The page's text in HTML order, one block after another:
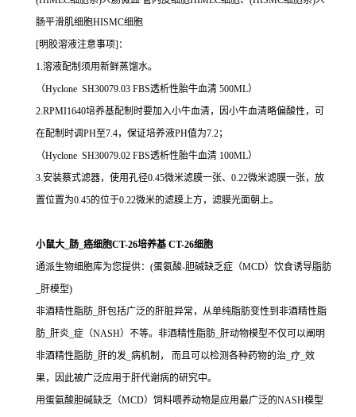
肠平滑肌细胞HISMC细胞
[明胶溶液注意事项]：
1.溶液配制须用新鲜蒸馏水。
（Hyclone SH30079.03 FBS透析性胎牛血清 500ML）
2.RPMI1640培养基配制时要加入小牛血清，因小牛血清略偏酸性，可
在配制时调PH至7.4，保证培养液PH值为7.2；
（Hyclone SH30079.02 FBS透析性胎牛血清 100ML）
3.安装蔡式滤器，使用孔径0.45微米滤膜一张、0.22微米滤膜一张，放
置位置为0.45的位于0.22微米的滤膜上方，滤膜光面朝上。
小鼠大_肠_癌细胞CT-26培养基 CT-26细胞
通派生物细胞库为您提供：(蛋氨酸-胆碱缺乏症（MCD）饮食诱导脂肪
_肝模型)
非酒精性脂肪_肝包括广泛的肝脏异常，从单纯脂肪变性到非酒精性脂
肪_肝炎_症（NASH）不等。非酒精性脂肪_肝动物模型不仅可以阐明
非酒精性脂肪_肝的发_病机制， 而且可以检测各种药物的治_疗_效
果，因此被广泛应用于肝代谢病的研究中。
用蛋氨酸胆碱缺乏（MCD）饲料喂养动物是应用最广泛的NASH模型